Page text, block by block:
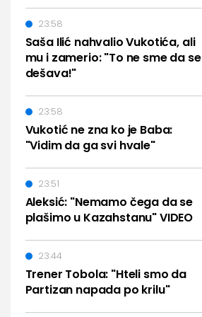
Saša Ilić nahvalio Vukotića, ali
mu i zamerio: "To ne sme da se
dešava!"
23:58
Vukotić ne zna ko je Baba:
"Vidim da ga svi hvale"
23:58
Aleksić: "Nemamo čega da se
plašimo u Kazahstanu" VIDEO
23:51
Trener Tobola: "Hteli smo da
Partizan napada po krilu"
23:44